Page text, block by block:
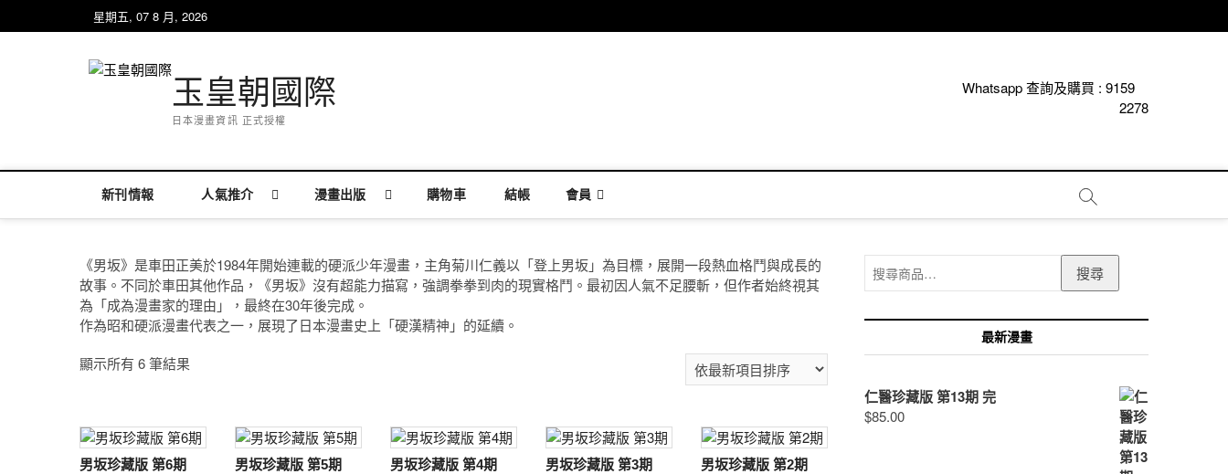
to
星期五, 07 8 月, 2026
玉皇朝國際
日本漫畫資訊 正式授權
Whatsapp 查詢及購買 : 9159
2278
新刊情報 人氣推介 漫畫出版 購物車 結帳 會員
《男坂》是車田正美於1984年開始連載的硬派少年漫畫，主角菊川仁義以「登上男坂」為目標，展開一段熱血格鬥與成長的
故事。不同於車田其他作品，《男坂》沒有超能力描寫，強調拳拳到肉的現實格鬥。最初因人氣不足腰斬，但作者始終視其
為「成為漫畫家的理由」，最終在30年後完成。
作為昭和硬派漫畫代表之一，展現了日本漫畫史上「硬漢精神」的延續。
顯示所有 6 筆結果
項
目
男坂珍藏版 第6期 男坂珍藏版 第5期 男坂珍藏版 第4期 男坂珍藏版 第3期 男坂珍藏版 第2期
搜
鍵
搜尋
最新漫畫
仁醫珍藏版 第13期 完
$85.00